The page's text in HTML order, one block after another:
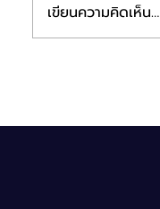
เขียนความคิดเห็น…